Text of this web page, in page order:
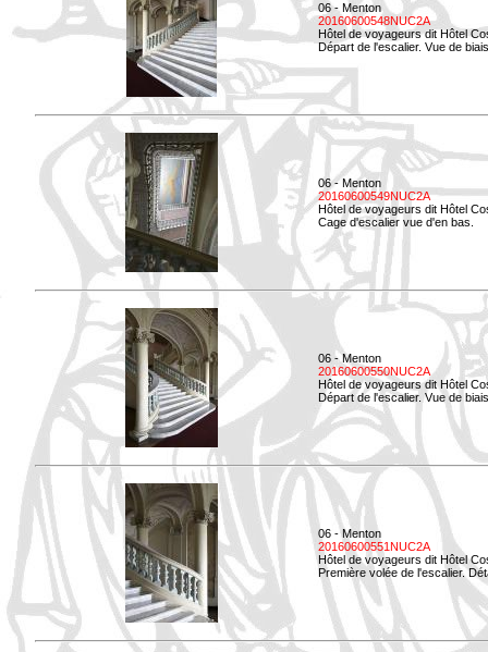
06 - Menton
20160600548NUC2A
Hôtel de voyageurs dit Hôtel
Départ de l'escalier. Vue de
06 - Menton
20160600549NUC2A
Hôtel de voyageurs dit Hôtel
Cage d'escalier vue d'en bas.
06 - Menton
20160600550NUC2A
Hôtel de voyageurs dit Hôtel
Départ de l'escalier. Vue de
06 - Menton
20160600551NUC2A
Hôtel de voyageurs dit Hôtel
Première volée de l'escalier.